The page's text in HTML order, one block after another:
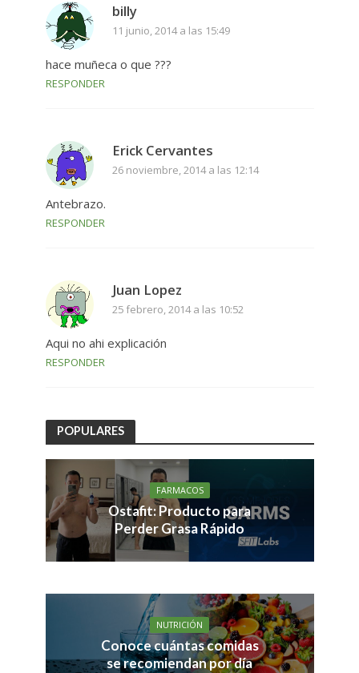
billy
11 junio, 2014 a las 15:49
hace muñeca o que ???
RESPONDER
Erick Cervantes
26 noviembre, 2014 a las 12:14
Antebrazo.
RESPONDER
Juan Lopez
25 febrero, 2014 a las 10:52
Aqui no ahi explicación
RESPONDER
POPULARES
FARMACOS
Ostafit: Producto para
Perder Grasa Rápido
NUTRICIÓN
Conoce cuántas comidas
se recomiendan por día